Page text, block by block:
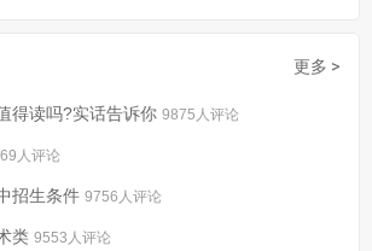
更多 >
得读吗?实话告诉你 9875人评论
人评论
招生条件 9756人评论
类 9553人评论